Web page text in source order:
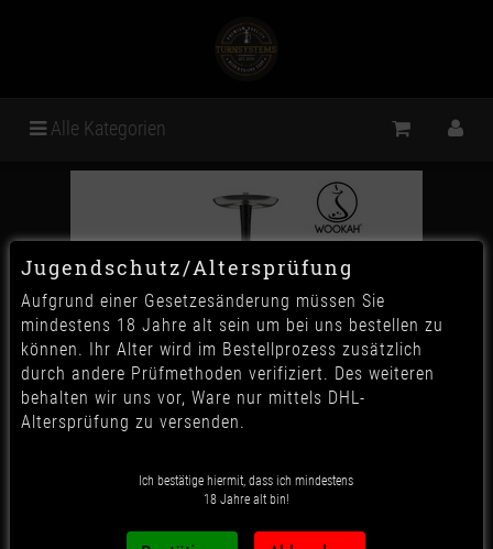
Alle Kategorien
Wookah - Nox & Mill
Jugendschutz/Altersprüfung
Aufgrund einer Gesetzesänderung müssen Sie
mindestens 18 Jahre alt sein um bei uns bestellen zu
können. Ihr Alter wird im Bestellprozess zusätzlich
durch andere Prüfmethoden verifiziert. Des weiteren
behalten wir uns vor, Ware nur mittels DHL-
Altersprüfung zu versenden.
Ich bestätige hiermit, dass ich mindestens
18 Jahre alt bin!